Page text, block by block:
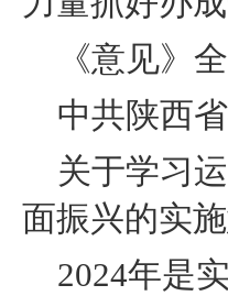
《意见》
中共陕西
关于学习
面振兴的实
2024年是